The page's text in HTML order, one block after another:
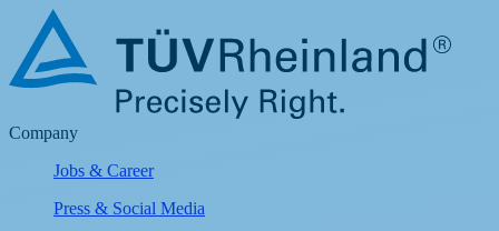
Company
Jobs & Career
Press & Social Media